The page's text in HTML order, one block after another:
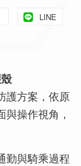
LINE
護方案，依原
操作視角，
勤與騎乘過程